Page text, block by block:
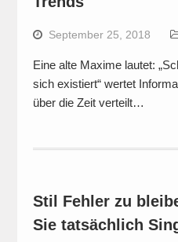
September 25, 2018
Eine alte Maxime lautet:
sich existiert“ wertet
über die Zeit verteilt…
Stil Fehler zu
Sie tatsächlich